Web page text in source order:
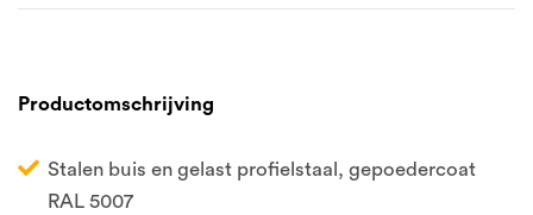
Productomschrijving
Stalen buis en gelast profielstaal, gepoedercoat
RAL 5007